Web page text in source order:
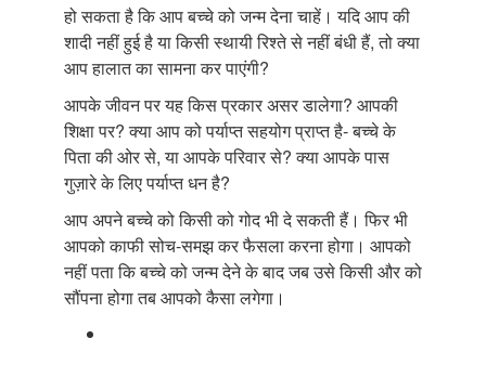
हो सकता है कि आप बच्चे को जन्म देना चाहें। यदि आप की
शादी नहीं हुई है या किसी स्थायी रिश्ते से नहीं बंधी हैं, तो क्या
आप हालात का सामना कर पाएंगी?
आपके जीवन पर यह किस प्रकार असर डालेगा? आपकी
शिक्षा पर? क्या आप को पर्याप्त सहयोग प्राप्त है- बच्चे के
पिता की ओर से, या आपके परिवार से? क्या आपके पास
गुज़ारे के लिए पर्याप्त धन है?
आप अपने बच्चे को किसी को गोद भी दे सकती हैं। फिर भी
आपको काफी सोच-समझ कर फैसला करना होगा। आपको
नहीं पता कि बच्चे को जन्म देने के बाद जब उसे किसी और को
सौंपना होगा तब आपको कैसा लगेगा।